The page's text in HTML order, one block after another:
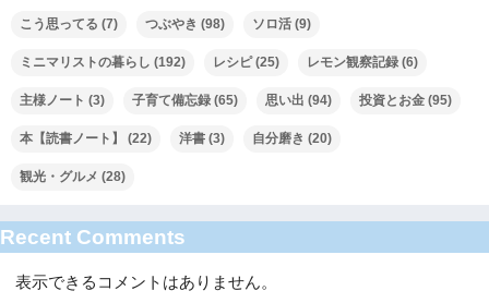
こう思ってる (7) つぶやき (98) ソロ活 (9)
ミニマリストの暮らし (192) レシピ(25) レモン観察記録 (6)
主様ノート (3) 子育て備忘録 (65) 思い出 (94) 投資とお金 (95)
本【読書ノート】 (22) 洋書 (3) 自分磨き (20)
観光・グルメ (28)
Recent Comments
表示できるコメントはありません。